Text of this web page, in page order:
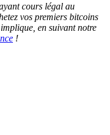
cours légal au
vos premiers bitcoins
en suivant notre
!